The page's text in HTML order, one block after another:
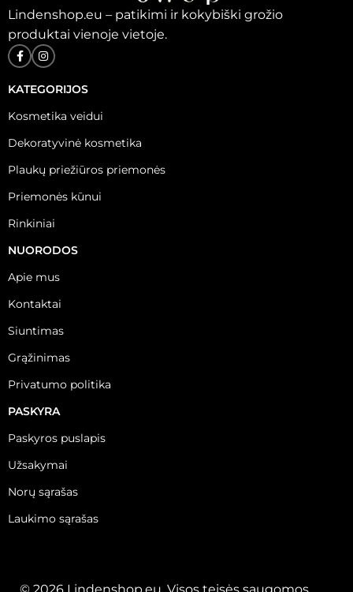
Lindenshop.eu – patikimi ir kokybiški grožio
produktai vienoje vietoje.
KATEGORIJOS
Kosmetika veidui
Dekoratyvinė kosmetika
Plaukų priežiūros priemonės
Priemonės kūnui
Rinkiniai
NUORODOS
Apie mus
Kontaktai
Siuntimas
Grąžinimas
Privatumo politika
PASKYRA
Paskyros puslapis
Užsakymai
Norų sąrašas
Laukimo sąrašas